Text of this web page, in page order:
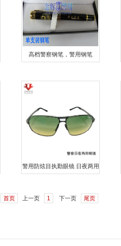
高档警察钢笔，警用钢笔
警用防炫目执勤眼镜 日夜两用
首页 上一页 1 下一页 尾页